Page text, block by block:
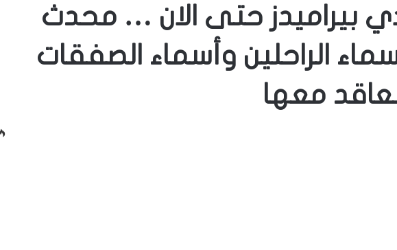
بيراميدز حتى الان … محدث
الراحلين وأسماء الصفقات
معها